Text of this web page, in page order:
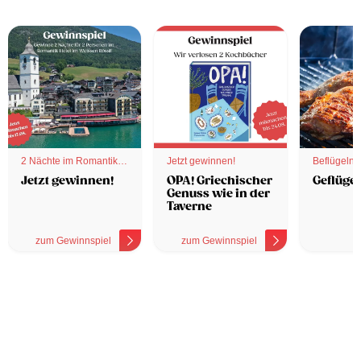
2 Nächte im Romantik
Hotel
Jetzt gewinnen!
zum Gewinnspiel
Jetzt gewinnen!
OPA! Griechischer
Genuss wie in der
Taverne
zum Gewinnspiel